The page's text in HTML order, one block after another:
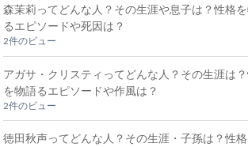
森茉莉ってどんな人？その生涯や息子は？性格
るエピソードや死因は？
2件のビュー
アガサ・クリスティってどんな人？その生涯は
を物語るエピソードや作風は？
2件のビュー
徳田秋声ってどんな人？その生涯・子孫は？性